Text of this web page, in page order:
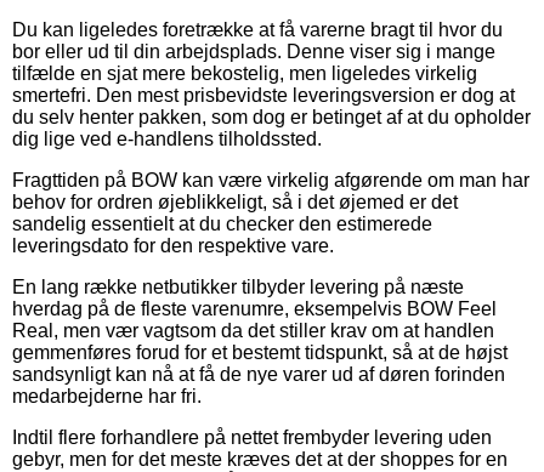
Du kan ligeledes foretrække at få varerne bragt til hvor du
bor eller ud til din arbejdsplads. Denne viser sig i mange
tilfælde en sjat mere bekostelig, men ligeledes virkelig
smertefri. Den mest prisbevidste leveringsversion er dog at
du selv henter pakken, som dog er betinget af at du opholder
dig lige ved e-handlens tilholdssted.
Fragttiden på BOW kan være virkelig afgørende om man har
behov for ordren øjeblikkeligt, så i det øjemed er det
sandelig essentielt at du checker den estimerede
leveringsdato for den respektive vare.
En lang række netbutikker tilbyder levering på næste
hverdag på de fleste varenumre, eksempelvis BOW Feel
Real, men vær vagtsom da det stiller krav om at handlen
gemmenføres forud for et bestemt tidspunkt, så at de højst
sandsynligt kan nå at få de nye varer ud af døren forinden
medarbejderne har fri.
Indtil flere forhandlere på nettet frembyder levering uden
gebyr, men for det meste kræves det at der shoppes for en